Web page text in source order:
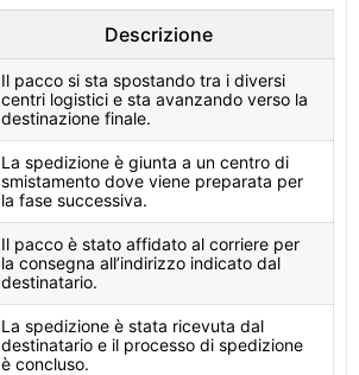
Descrizione
Il pacco si sta spostando tra i diversi
centri logistici e sta avanzando verso la
destinazione finale.
La spedizione è giunta a un centro di
smistamento dove viene preparata per
la fase successiva.
Il pacco è stato affidato al corriere per
la consegna all’indirizzo indicato dal
destinatario.
La spedizione è stata ricevuta dal
destinatario e il processo di spedizione
è concluso.